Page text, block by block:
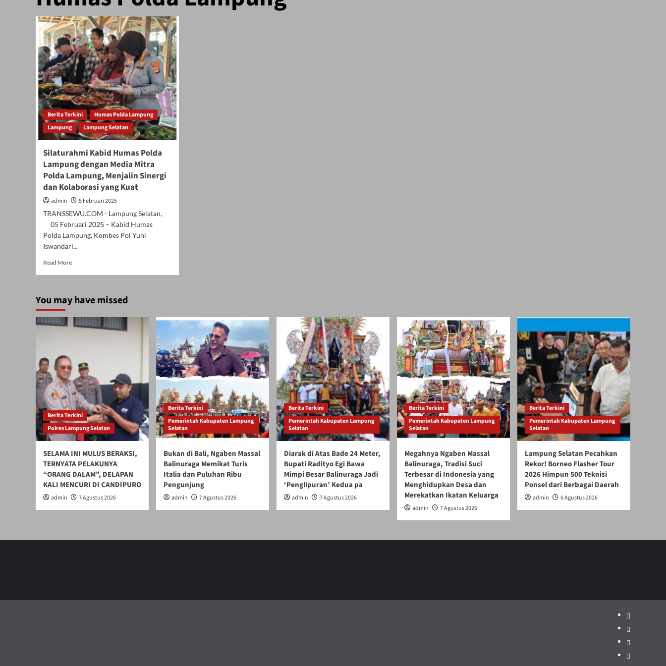
Berita Terkini
Humas Polda Lampung
Lampung
Lampung Selatan
Silaturahmi Kabid Humas Polda
Lampung dengan Media Mitra
Polda Lampung, Menjalin Sinergi
dan Kolaborasi yang Kuat
admin
5 Februari 2025
TRANSSEWU.COM - Lampung Selatan,
05 Februari 2025 – Kabid Humas
Polda Lampung, Kombes Pol Yuni
Iswandari...
Read MoreRead
Kabid
Polda
Lampung
Polda
Lampung,
Menjalin
Sinergi
dan
Kolaborasi
yang
Kuat
You may have missed
Berita Terkini
Polres Lampung Selatan
SELAMA INI MULUS BERAKSI,
TERNYATA PELAKUNYA
“ORANG DALAM”, DELAPAN
KALI MENCURI DI CANDIPURO
admin 7 Agustus 2026
Berita Terkini
Pemerintah Kabupaten Lampung
Selatan
Bukan di Bali, Ngaben Massal
Balinuraga Memikat Turis
Italia dan Puluhan Ribu
Pengunjung
admin 7 Agustus 2026
Berita Terkini
Pemerintah Kabupaten Lampung
Selatan
Diarak di Atas Bade 24 Meter,
Bupati Radityo Egi Bawa
Mimpi Besar Balinuraga Jadi
‘Penglipuran’ Kedua pa
admin 7 Agustus 2026
Berita Terkini
Pemerintah Kabupaten Lampung
Selatan
Megahnya Ngaben Massal
Balinuraga, Tradisi Suci
Terbesar di Indonesia yang
Menghidupkan Desa dan
Merekatkan Ikatan Keluarga
admin 7 Agustus 2026
Berita Terkini
Pemerintah Kabupaten Lampung
Selatan
Lampung Selatan Pecahkan
Rekor! Borneo Flasher Tour
2026 Himpun 500 Teknisi
Ponsel dari Berbagai Daerah
admin 6 Agustus 2026
Politik
Pariwisata
Jakarta
Dunia